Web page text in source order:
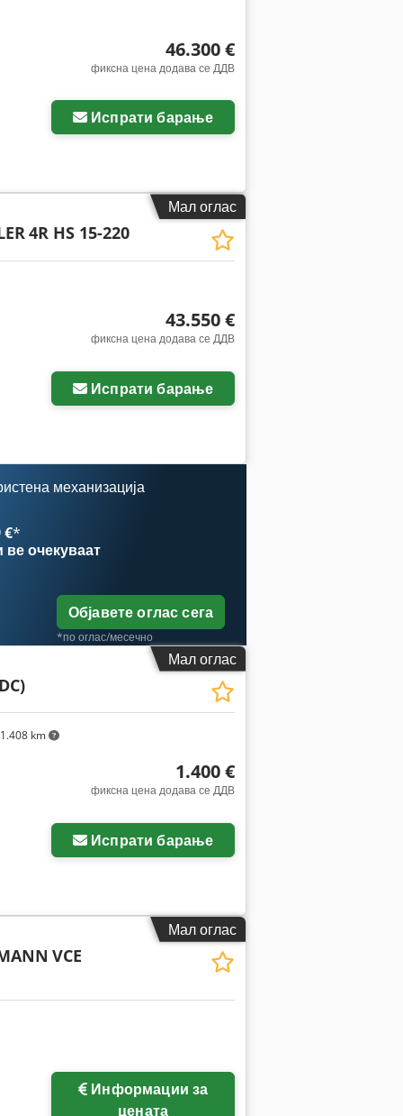
46.300 €
фиксна цена додава се ДДВ
Испрати барање
Мал оглас
4R HS 15-220
43.550 €
фиксна цена додава се ДДВ
Испрати барање
механизација
€*
ве очекуваат
Објавете оглас сега
*по оглас/месечно
Мал оглас
km
1.400 €
фиксна цена додава се ДДВ
Испрати барање
Мал оглас
VCE
цената